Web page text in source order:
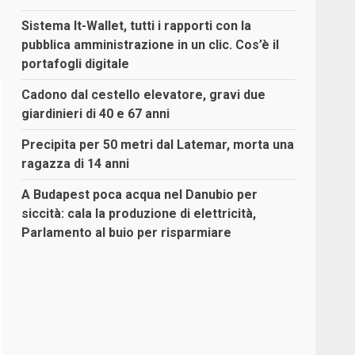
Sistema It-Wallet, tutti i rapporti con la
pubblica amministrazione in un clic. Cos’è il
portafogli digitale
Cadono dal cestello elevatore, gravi due
giardinieri di 40 e 67 anni
Precipita per 50 metri dal Latemar, morta una
ragazza di 14 anni
A Budapest poca acqua nel Danubio per
siccità: cala la produzione di elettricità,
Parlamento al buio per risparmiare